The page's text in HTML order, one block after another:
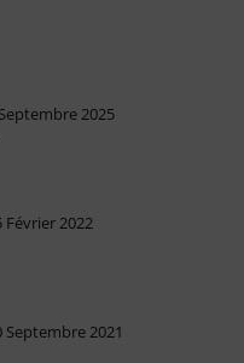
2025
2022
2021